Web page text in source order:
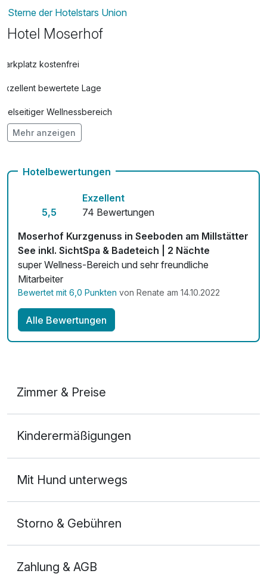
Sterne der Hotelstars Union
Hotel Moserhof
Parkplatz kostenfrei
Exzellent bewertete Lage
Vielseitiger Wellnessbereich
Hunde im Hotel nicht erlaubt
Fitnessgeräte stehen bereit
Kostenloses W-LAN
Zimmerservice verfügbar
Mit Hotelbar
Mehr anzeigen
Hotelbewertungen
5,5
Exzellent
74 Bewertungen
Moserhof Kurzgenuss in Seeboden am Millstätter
See inkl. SichtSpa & Badeteich | 2 Nächte
super Wellness-Bereich und sehr freundliche
Mitarbeiter
Bewertet mit 6,0 Punkten von Renate am 14.10.2022
Alle Bewertungen
Zimmer & Preise
2 Erwachsene
Kinderermäßigungen
Mit Hund unterwegs
Storno & Gebühren
Zahlung & AGB